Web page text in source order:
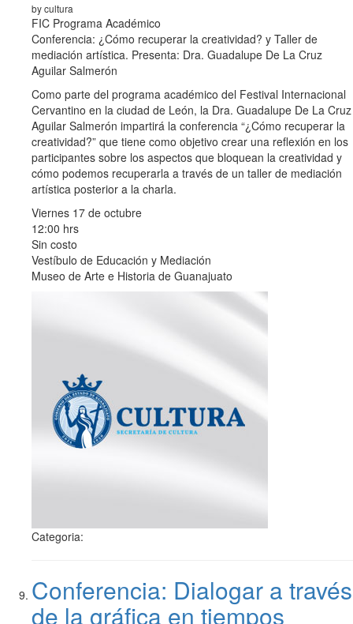
by cultura
FIC Programa Académico
Conferencia: ¿Cómo recuperar la creatividad? y Taller de
mediación artística. Presenta: Dra. Guadalupe De La Cruz
Aguilar Salmerón
Como parte del programa académico del Festival Internacional
Cervantino en la ciudad de León, la Dra. Guadalupe De La Cruz
Aguilar Salmerón impartirá la conferencia “¿Cómo recuperar la
creatividad?” que tiene como objetivo crear una reflexión en los
participantes sobre los aspectos que bloquean la creatividad y
cómo podemos recuperarla a través de un taller de mediación
artística posterior a la charla.
Viernes 17 de octubre
12:00 hrs
Sin costo
Vestíbulo de Educación y Mediación
Museo de Arte e Historia de Guanajuato
Categoria:
Conferencia: Dialogar a través
de la gráfica en tiempos